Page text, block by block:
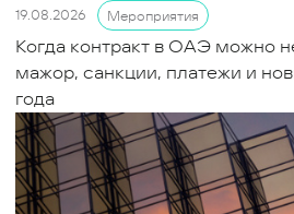
19.08.2026 Мероприятия
Когда контракт в ОАЭ можно
мажор, санкции, платежи и
года